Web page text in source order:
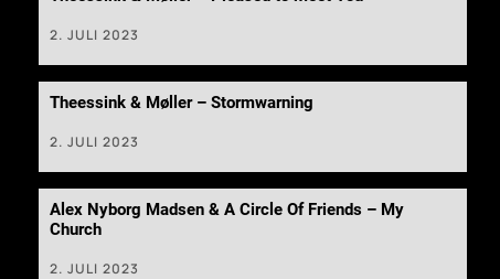
2. JULI 2023
Theessink & Møller – Stormwarning
2. JULI 2023
Alex Nyborg Madsen & A Circle Of Friends – My
Church
2. JULI 2023